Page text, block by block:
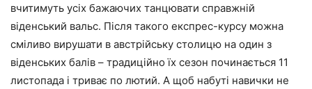
вчитимуть усіх бажаючих танцювати справжній
віденський вальс. Після такого експрес-курсу можна
сміливо вирушати в австрійську столицю на один з
віденських балів – традиційно їх сезон починається 11
листопада і триває по лютий. А щоб набуті навички не